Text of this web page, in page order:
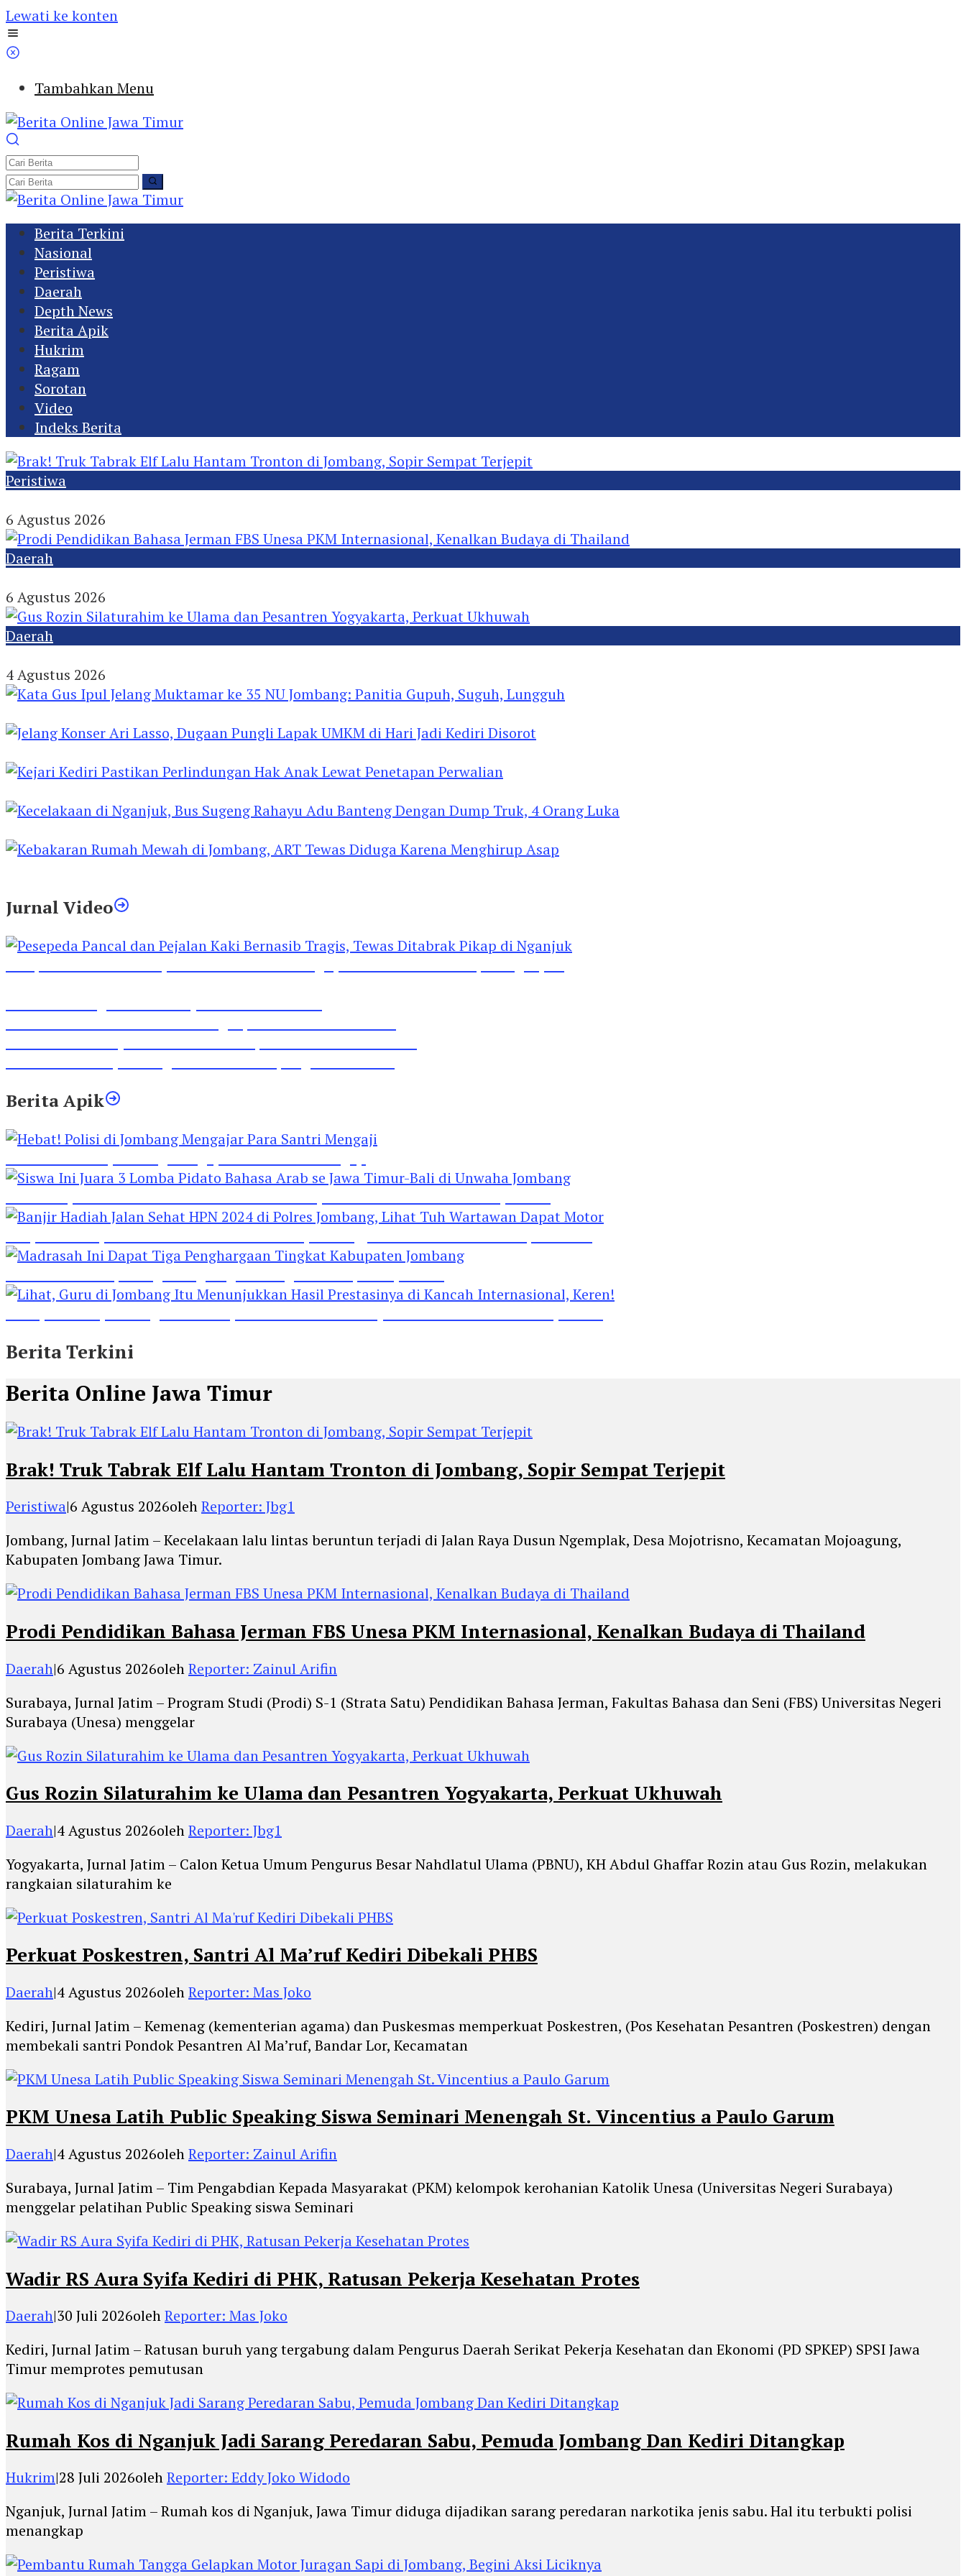
Lewati ke konten
Tambahkan Menu
Berita Terkini
Nasional
Peristiwa
Daerah
Depth News
Berita Apik
Hukrim
Ragam
Sorotan
Video
Indeks Berita
Peristiwa
6 Agustus 2026
Daerah
6 Agustus 2026
Daerah
4 Agustus 2026
Jurnal Video
Berita Apik
Berita Terkini
Berita Online Jawa Timur
Brak! Truk Tabrak Elf Lalu Hantam Tronton di Jombang, Sopir Sempat Terjepit
Peristiwa|6 Agustus 2026olehReporter: Jbg1
Jombang, Jurnal Jatim – Kecelakaan lalu lintas beruntun terjadi di Jalan Raya Dusun Ngemplak, Desa Mojotrisno, Kecamatan Mojoagung,
Kabupaten Jombang Jawa Timur.
Prodi Pendidikan Bahasa Jerman FBS Unesa PKM Internasional, Kenalkan Budaya di Thailand
Daerah|6 Agustus 2026olehReporter: Zainul Arifin
Surabaya, Jurnal Jatim – Program Studi (Prodi) S-1 (Strata Satu) Pendidikan Bahasa Jerman, Fakultas Bahasa dan Seni (FBS) Universitas Negeri
Surabaya (Unesa) menggelar
Gus Rozin Silaturahim ke Ulama dan Pesantren Yogyakarta, Perkuat Ukhuwah
Daerah|4 Agustus 2026olehReporter: Jbg1
Yogyakarta, Jurnal Jatim – Calon Ketua Umum Pengurus Besar Nahdlatul Ulama (PBNU), KH Abdul Ghaffar Rozin atau Gus Rozin, melakukan
rangkaian silaturahim ke
Perkuat Poskestren, Santri Al Ma’ruf Kediri Dibekali PHBS
Daerah|4 Agustus 2026olehReporter: Mas Joko
Kediri, Jurnal Jatim – Kemenag (kementerian agama) dan Puskesmas memperkuat Poskestren, (Pos Kesehatan Pesantren (Poskestren) dengan
membekali santri Pondok Pesantren Al Ma’ruf, Bandar Lor, Kecamatan
PKM Unesa Latih Public Speaking Siswa Seminari Menengah St. Vincentius a Paulo Garum
Daerah|4 Agustus 2026olehReporter: Zainul Arifin
Surabaya, Jurnal Jatim – Tim Pengabdian Kepada Masyarakat (PKM) kelompok kerohanian Katolik Unesa (Universitas Negeri Surabaya)
menggelar pelatihan Public Speaking siswa Seminari
Wadir RS Aura Syifa Kediri di PHK, Ratusan Pekerja Kesehatan Protes
Daerah|30 Juli 2026olehReporter: Mas Joko
Kediri, Jurnal Jatim – Ratusan buruh yang tergabung dalam Pengurus Daerah Serikat Pekerja Kesehatan dan Ekonomi (PD SPKEP) SPSI Jawa
Timur memprotes pemutusan
Rumah Kos di Nganjuk Jadi Sarang Peredaran Sabu, Pemuda Jombang Dan Kediri Ditangkap
Hukrim|28 Juli 2026olehReporter: Eddy Joko Widodo
Nganjuk, Jurnal Jatim – Rumah kos di Nganjuk, Jawa Timur diduga dijadikan sarang peredaran narkotika jenis sabu. Hal itu terbukti polisi
menangkap